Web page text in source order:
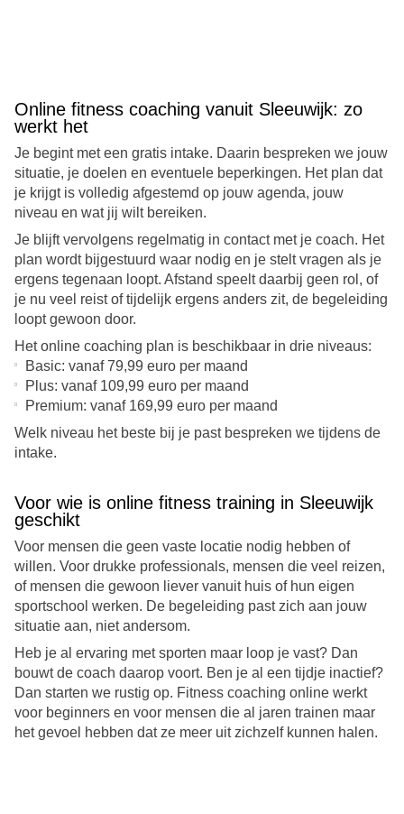
Online fitness coaching vanuit Sleeuwijk: zo
werkt het
Je begint met een gratis intake. Daarin bespreken we jouw
situatie, je doelen en eventuele beperkingen. Het plan dat
je krijgt is volledig afgestemd op jouw agenda, jouw
niveau en wat jij wilt bereiken.
Je blijft vervolgens regelmatig in contact met je coach. Het
plan wordt bijgestuurd waar nodig en je stelt vragen als je
ergens tegenaan loopt. Afstand speelt daarbij geen rol, of
je nu veel reist of tijdelijk ergens anders zit, de begeleiding
loopt gewoon door.
Het online coaching plan is beschikbaar in drie niveaus:
Basic: vanaf 79,99 euro per maand
Plus: vanaf 109,99 euro per maand
Premium: vanaf 169,99 euro per maand
Welk niveau het beste bij je past bespreken we tijdens de
intake.
Voor wie is online fitness training in Sleeuwijk
geschikt
Voor mensen die geen vaste locatie nodig hebben of
willen. Voor drukke professionals, mensen die veel reizen,
of mensen die gewoon liever vanuit huis of hun eigen
sportschool werken. De begeleiding past zich aan jouw
situatie aan, niet andersom.
Heb je al ervaring met sporten maar loop je vast? Dan
bouwt de coach daarop voort. Ben je al een tijdje inactief?
Dan starten we rustig op. Fitness coaching online werkt
voor beginners en voor mensen die al jaren trainen maar
het gevoel hebben dat ze meer uit zichzelf kunnen halen.